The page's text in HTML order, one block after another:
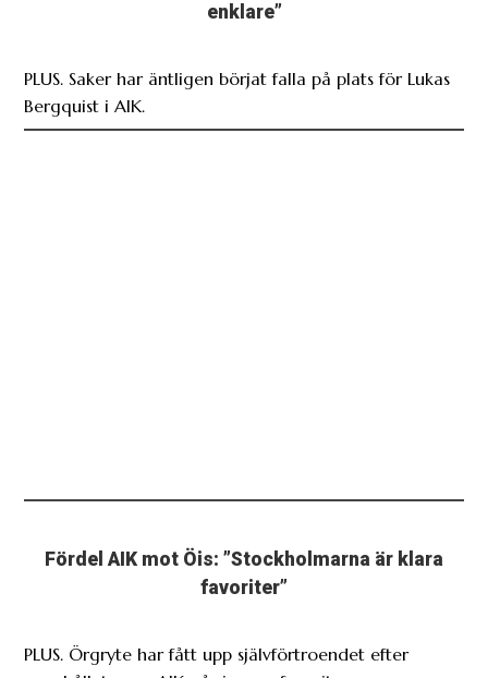
enklare”
PLUS. Saker har äntligen börjat falla på plats för Lukas
Bergquist i AIK.
Fördel AIK mot Öis: ”Stockholmarna är klara
favoriter”
PLUS. Örgryte har fått upp självförtroendet efter